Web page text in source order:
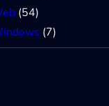
(54)
(7)